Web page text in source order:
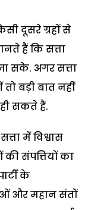
दूसरे ग्रहों से
हैं कि सत्ता
सके. अगर सत्ता
बड़ी बात नहीं
सकते हैं.
में विश्वास
संपत्तियों का
के
और महान संतों